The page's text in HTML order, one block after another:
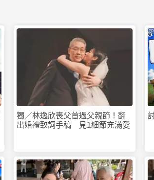
獨／林逸欣喪父首過父親節！翻
出婚禮致詞手稿 見1細節充滿愛
PR